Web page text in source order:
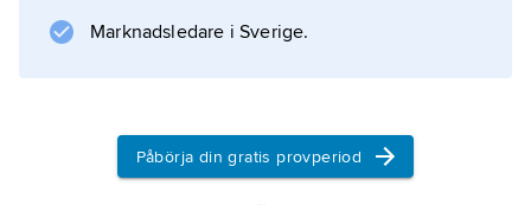
langerhansska öarnas B-celler, men även
diabetesfallen
Marknadsledare i Sverige.
Påbörja din gratis provperiod